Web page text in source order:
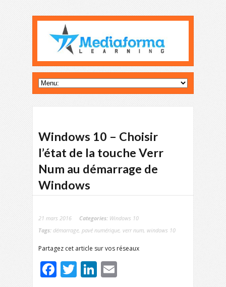
Windows 10 – Choisir
l’état de la touche Verr
Num au démarrage de
Windows
21 mars 2016 Categories: Windows 10
Tags: démarrage, pavé numérique, verr num, windows 10
Partagez cet article sur vos réseaux
Facebook
TwitterLinkedIn